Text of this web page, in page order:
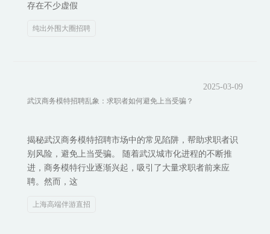
存在不少虚假
纯出外围大圈招聘
武汉商务模特招聘乱象：求职者如何避免上当受骗？
2025-03-09
揭秘武汉商务模特招聘市场中的常见陷阱，帮助求职者识
别风险，避免上当受骗。 随着武汉城市化进程的不断推
进，商务模特行业逐渐兴起，吸引了大量求职者前来应
聘。然而，这
上海高端伴游直招